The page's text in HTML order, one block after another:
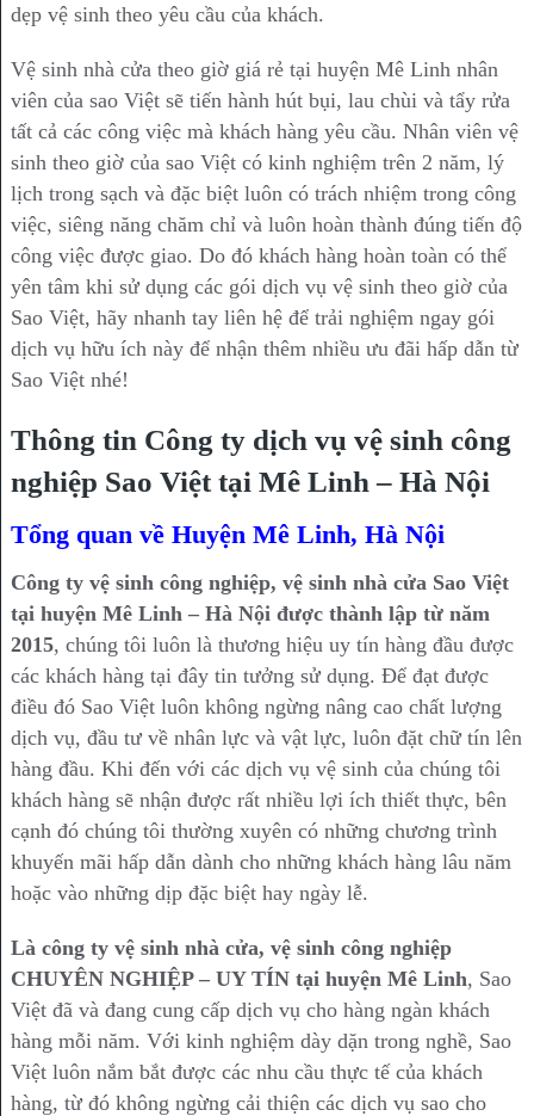
dẹp vệ sinh theo yêu cầu của khách.
Vệ sinh nhà cửa theo giờ giá rẻ tại huyện Mê Linh nhân
viên của sao Việt sẽ tiến hành hút bụi, lau chùi và tẩy rửa
tất cả các công việc mà khách hàng yêu cầu. Nhân viên vệ
sinh theo giờ của sao Việt có kinh nghiệm trên 2 năm, lý
lịch trong sạch và đặc biệt luôn có trách nhiệm trong công
việc, siêng năng chăm chỉ và luôn hoàn thành đúng tiến độ
công việc được giao. Do đó khách hàng hoàn toàn có thể
yên tâm khi sử dụng các gói dịch vụ vệ sinh theo giờ của
Sao Việt, hãy nhanh tay liên hệ để trải nghiệm ngay gói
dịch vụ hữu ích này để nhận thêm nhiều ưu đãi hấp dẫn từ
Sao Việt nhé!
Thông tin Công ty dịch vụ vệ sinh công
nghiệp Sao Việt tại Mê Linh – Hà Nội
Tổng quan về Huyện Mê Linh, Hà Nội
Công ty vệ sinh công nghiệp, vệ sinh nhà cửa Sao Việt
tại huyện Mê Linh – Hà Nội được thành lập từ năm
2015, chúng tôi luôn là thương hiệu uy tín hàng đầu được
các khách hàng tại đây tin tưởng sử dụng. Để đạt được
điều đó Sao Việt luôn không ngừng nâng cao chất lượng
dịch vụ, đầu tư về nhân lực và vật lực, luôn đặt chữ tín lên
hàng đầu. Khi đến với các dịch vụ vệ sinh của chúng tôi
khách hàng sẽ nhận được rất nhiều lợi ích thiết thực, bên
cạnh đó chúng tôi thường xuyên có những chương trình
khuyến mãi hấp dẫn dành cho những khách hàng lâu năm
hoặc vào những dịp đặc biệt hay ngày lễ.
Là công ty vệ sinh nhà cửa, vệ sinh công nghiệp
CHUYÊN NGHIỆP – UY TÍN tại huyện Mê Linh, Sao
Việt đã và đang cung cấp dịch vụ cho hàng ngàn khách
hàng mỗi năm. Với kinh nghiệm dày dặn trong nghề, Sao
Việt luôn nắm bắt được các nhu cầu thực tế của khách
hàng, từ đó không ngừng cải thiện các dịch vụ sao cho